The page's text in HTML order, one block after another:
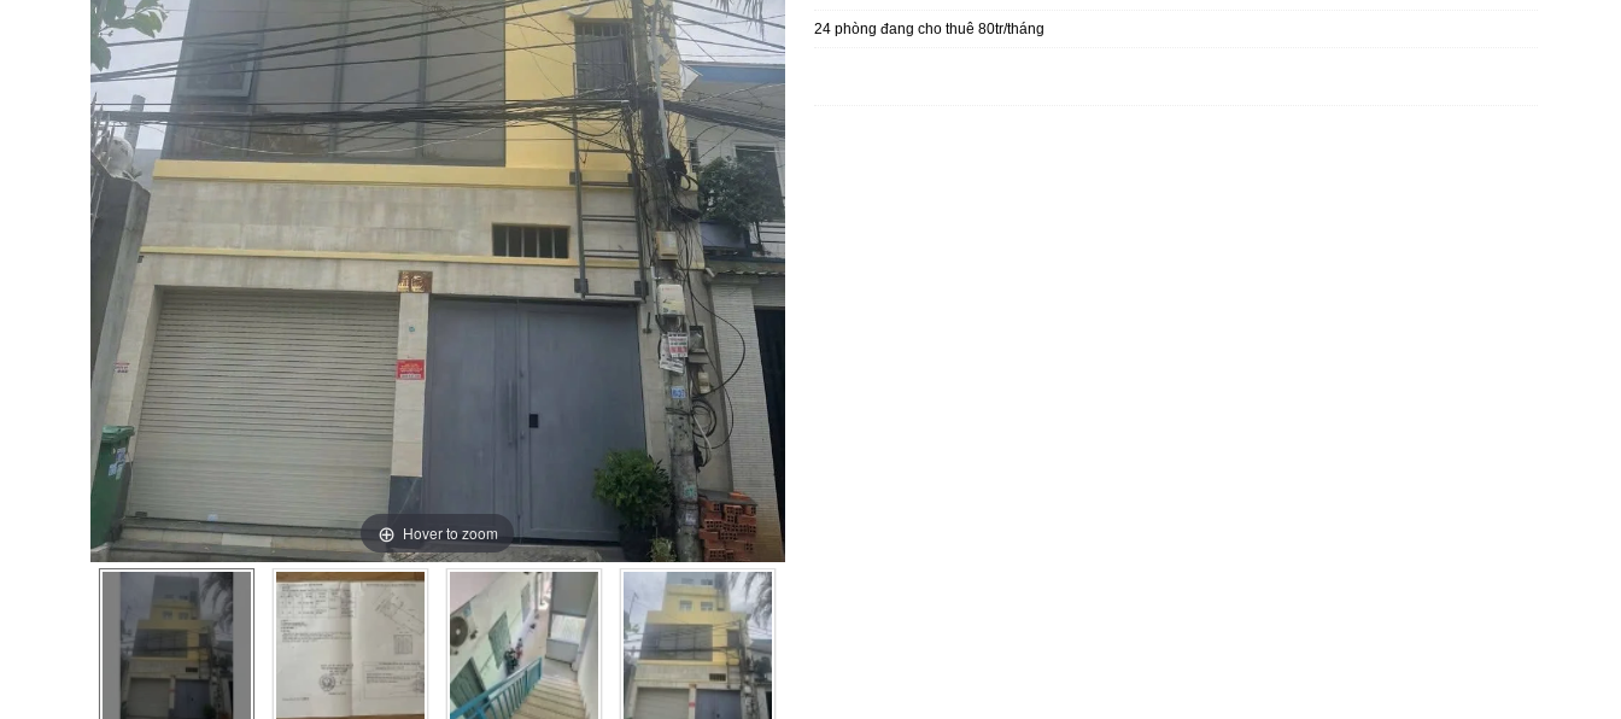
Hover to zoom
24 phòng đang cho thuê 80tr/tháng